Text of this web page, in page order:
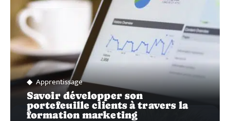
Apprentissage
Savoir développer son
portefeuille clients à travers la
formation marketing